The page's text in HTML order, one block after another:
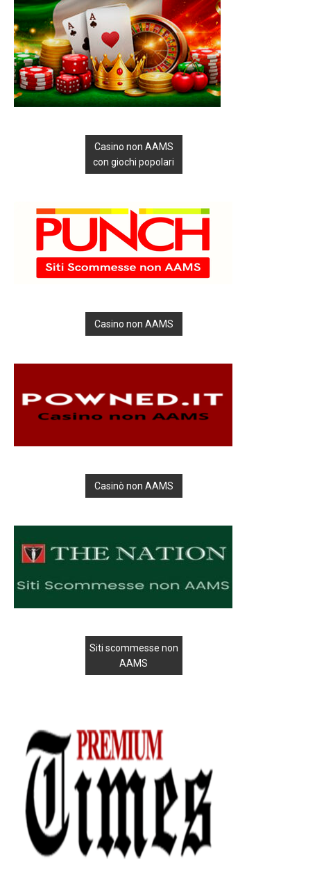
Casino non AAMS
con giochi popolari
Casino non AAMS
Casinò non AAMS
Siti scommesse non
AAMS